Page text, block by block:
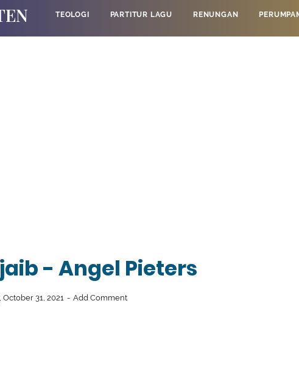
TEOLOGI PARTITUR LAGU RENUNGAN
- Angel Pieters
October 31, 2021 Add Comment